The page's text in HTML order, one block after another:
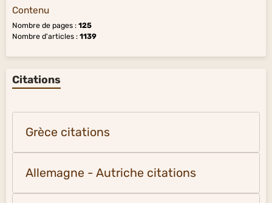
Contenu
Nombre de pages : 125
Nombre d'articles : 1139
Citations
Grèce citations
Allemagne - Autriche citations